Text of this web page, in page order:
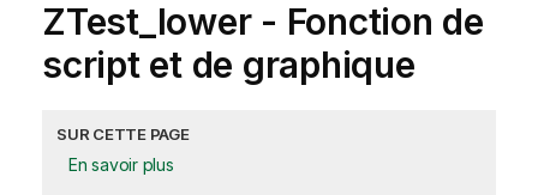
ZTest_lower- Fonction de
script et de graphique
SUR CETTE PAGE
En savoir plus